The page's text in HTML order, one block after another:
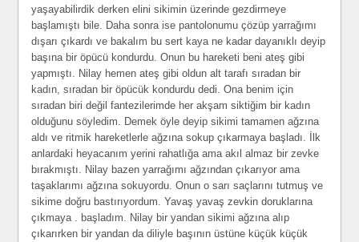
yaşayabilirdik derken elini sikimin üzerinde gezdirmeye
başlamıştı bile. Daha sonra ise pantolonumu çözüp yarrağımı
dışarı çıkardı ve bakalım bu sert kaya ne kadar dayanıklı deyip
başına bir öpücü kondurdu. Onun bu hareketi beni ateş gibi
yapmıştı. Nilay hemen ateş gibi oldun alt tarafı sıradan bir
kadın, sıradan bir öpücük kondurdu dedi. Ona benim için
sıradan biri değil fantezilerimde her akşam siktiğim bir kadın
olduğunu söyledim. Demek öyle deyip sikimi tamamen ağzına
aldı ve ritmik hareketlerle ağzına sokup çıkarmaya başladı. İlk
anlardaki heyacanım yerini rahatlığa ama akıl almaz bir zevke
bırakmıştı. Nilay bazen yarrağımı ağzından çıkarıyor ama
taşaklarımı ağzına sokuyordu. Onun o sarı saçlarını tutmuş ve
sikime doğru bastırıyordum. Yavaş yavaş zevkin doruklarına
çıkmaya . başladım. Nilay bir yandan sikimi ağzına alıp
çıkarırken bir yandan da diliyle başının üstüne küçük küçük